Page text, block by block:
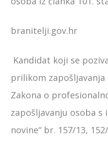
branitelji.gov.hr
Kandidat koji se
prilikom zapošljavanja
Zakona o
zapošljavanju osoba s
novine“ br. 157/13,